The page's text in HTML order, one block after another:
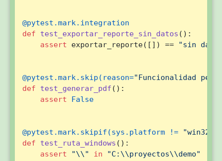
@pytest.mark.integration
def
test_exportar_reporte_sin_datos ():
assert exportar_reporte([]) == "sin
@pytest.mark.skip( reason="Funcionalidad
def
test_generar_pdf ():
assert
False
@pytest.mark.skipif(sys.platform != "win32"
def
test_ruta_windows ():
assert
"\\" in "C:\\proyectos\\demo"